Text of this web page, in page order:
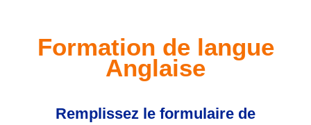
Formation de langue
Anglaise
Remplissez le formulaire de